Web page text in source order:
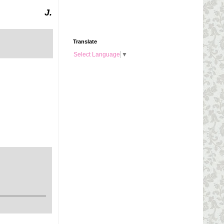
J.
Translate
Select Language ▼